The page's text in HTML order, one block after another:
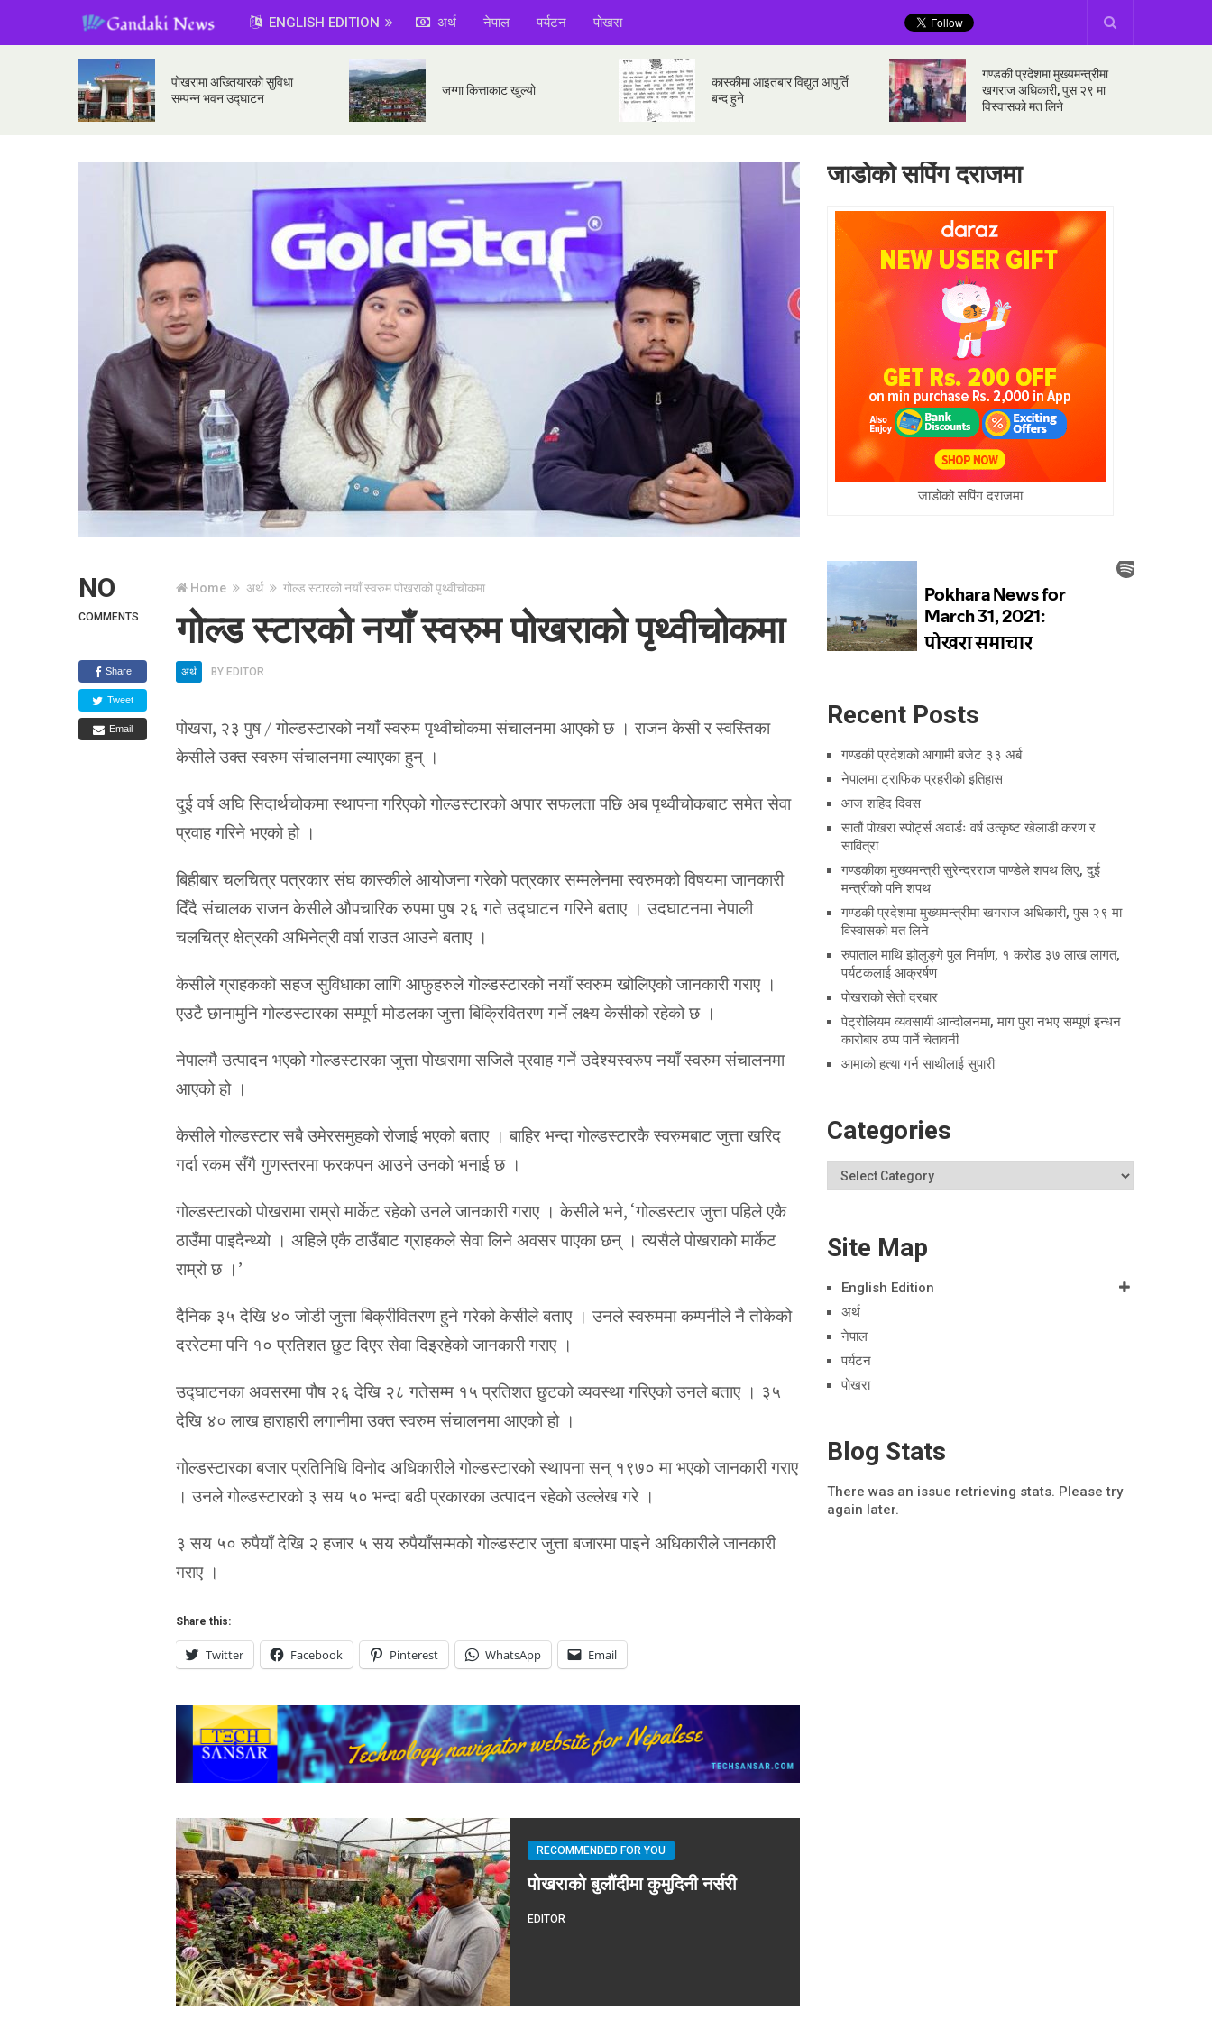
ENGLISH EDITION अर्थ नेपाल पर्यटन पोखरा
पोखरामा अख्तियारको सुविधा
सम्पन्न भवन उद्घाटन
जग्गा कित्ताकाट खुल्यो
कास्कीमा आइतबार विद्युत आपुर्ति
बन्द हुने
गण्डकी प्रदेशमा मुख्यमन्त्रीमा
खगराज अधिकारी, पुस २९ मा
विस्वासको मत लिने
NO
COMMENTS
Share
Tweet
Email
Home अर्थ गोल्ड स्टारको नयाँ स्वरुम पोखराको पृथ्वीचोकमा
गोल्ड स्टारको नयाँ स्वरुम पोखराको पृथ्वीचोकमा
अर्थ BY EDITOR
पोखरा, २३ पुष / गोल्डस्टारको नयाँ स्वरुम पृथ्वीचोकमा संचालनमा आएको छ । राजन केसी र स्वस्तिका
केसीले उक्त स्वरुम संचालनमा ल्याएका हुन् ।
दुई वर्ष अघि सिदार्थचोकमा स्थापना गरिएको गोल्डस्टारको अपार सफलता पछि अब पृथ्वीचोकबाट समेत सेवा
प्रवाह गरिने भएको हो ।
बिहीबार चलचित्र पत्रकार संघ कास्कीले आयोजना गरेको पत्रकार सम्मलेनमा स्वरुमको विषयमा जानकारी
दिँदै संचालक राजन केसीले औपचारिक रुपमा पुष २६ गते उद्घाटन गरिने बताए । उदघाटनमा नेपाली
चलचित्र क्षेत्रकी अभिनेत्री वर्षा राउत आउने बताए ।
केसीले ग्राहकको सहज सुविधाका लागि आफुहरुले गोल्डस्टारको नयाँ स्वरुम खोलिएको जानकारी गराए ।
एउटै छानामुनि गोल्डस्टारका सम्पूर्ण मोडलका जुत्ता बिक्रिवितरण गर्ने लक्ष्य केसीको रहेको छ ।
नेपालमै उत्पादन भएको गोल्डस्टारका जुत्ता पोखरामा सजिलै प्रवाह गर्ने उदेश्यस्वरुप नयाँ स्वरुम संचालनमा
आएको हो ।
केसीले गोल्डस्टार सबै उमेरसमुहको रोजाई भएको बताए । बाहिर भन्दा गोल्डस्टारकै स्वरुमबाट जुत्ता खरिद
गर्दा रकम सँगै गुणस्तरमा फरकपन आउने उनको भनाई छ ।
गोल्डस्टारको पोखरामा राम्रो मार्केट रहेको उनले जानकारी गराए । केसीले भने, ‘गोल्डस्टार जुत्ता पहिले एकै
ठाउँमा पाइदैन्थ्यो । अहिले एकै ठाउँबाट ग्राहकले सेवा लिने अवसर पाएका छन् । त्यसैले पोखराको मार्केट
राम्रो छ ।’
दैनिक ३५ देखि ४० जोडी जुत्ता बिक्रीवितरण हुने गरेको केसीले बताए । उनले स्वरुममा कम्पनीले नै तोकेको
दररेटमा पनि १० प्रतिशत छुट दिएर सेवा दिइरहेको जानकारी गराए ।
उद्घाटनका अवसरमा पौष २६ देखि २८ गतेसम्म १५ प्रतिशत छुटको व्यवस्था गरिएको उनले बताए । ३५
देखि ४० लाख हाराहारी लगानीमा उक्त स्वरुम संचालनमा आएको हो ।
गोल्डस्टारका बजार प्रतिनिधि विनोद अधिकारीले गोल्डस्टारको स्थापना सन् १९७० मा भएको जानकारी गराए
। उनले गोल्डस्टारको ३ सय ५० भन्दा बढी प्रकारका उत्पादन रहेको उल्लेख गरे ।
३ सय ५० रुपैयाँ देखि २ हजार ५ सय रुपैयाँसम्मको गोल्डस्टार जुत्ता बजारमा पाइने अधिकारीले जानकारी
गराए ।
Share this:
Twitter Facebook Pinterest WhatsApp Email
RECOMMENDED FOR YOU
पोखराको बुलौंदीमा कुमुदिनी नर्सरी
EDITOR
जाडोको सपिंग दराजमा
जाडोको सपिंग दराजमा
Recent Posts
गण्डकी प्रदेशको आगामी बजेट ३३ अर्ब
नेपालमा ट्राफिक प्रहरीको इतिहास
आज शहिद दिवस
सातौं पोखरा स्पोर्ट्स अवार्डः वर्ष उत्कृष्ट खेलाडी करण र
सावित्रा
गण्डकीका मुख्यमन्त्री सुरेन्द्रराज पाण्डेले शपथ लिए, दुई
मन्त्रीको पनि शपथ
गण्डकी प्रदेशमा मुख्यमन्त्रीमा खगराज अधिकारी, पुस २९ मा
विस्वासको मत लिने
रुपाताल माथि झोलुङ्गे पुल निर्माण, १ करोड ३७ लाख लागत,
पर्यटकलाई आक्रर्षण
पोखराको सेतो दरबार
पेट्रोलियम व्यवसायी आन्दोलनमा, माग पुरा नभए सम्पूर्ण इन्धन
कारोबार ठप्प पार्ने चेतावनी
आमाको हत्या गर्न साथीलाई सुपारी
Categories
Site Map
English Edition
अर्थ
नेपाल
पर्यटन
पोखरा
Blog Stats
There was an issue retrieving stats. Please try
again later.